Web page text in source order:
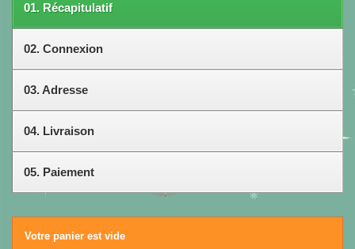
01. Récapitulatif
02. Connexion
03.Adresse
04. Livraison
05. Paiement
Votre panier est vide